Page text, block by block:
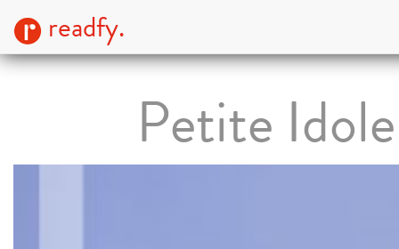
readfy.
Petite Idole